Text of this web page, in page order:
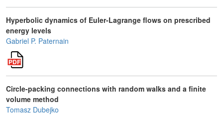
Hyperbolic dynamics of Euler-Lagrange flows on prescribed
energy levels
Gabriel P. Paternain
Circle-packing connections with random walks and a finite
volume method
Tomasz Dubejko